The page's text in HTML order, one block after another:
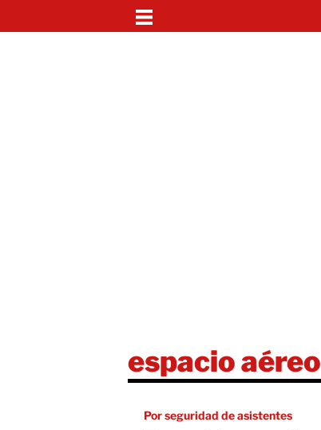
espacio aéreo
Por seguridad de asistentes